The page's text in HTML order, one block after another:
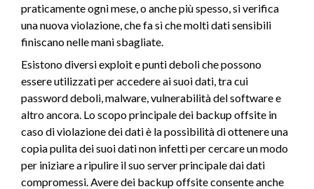
praticamente ogni mese, o anche più spesso, si verifica
una nuova violazione, che fa sì che molti dati sensibili
finiscano nelle mani sbagliate.
Esistono diversi exploit e punti deboli che possono
essere utilizzati per accedere ai suoi dati, tra cui
password deboli, malware, vulnerabilità del software e
altro ancora. Lo scopo principale dei backup offsite in
caso di violazione dei dati è la possibilità di ottenere una
copia pulita dei suoi dati non infetti per cercare un modo
per iniziare a ripulire il suo server principale dai dati
compromessi. Avere dei backup offsite consente anche